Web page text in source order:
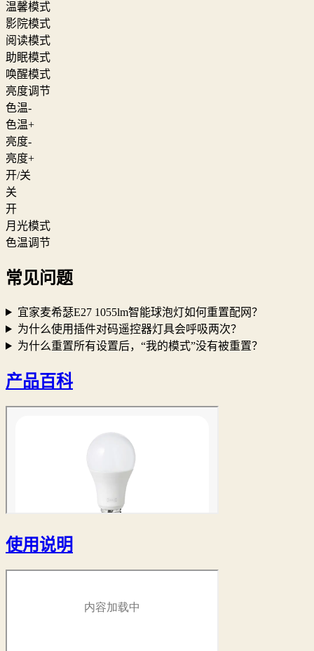
温馨模式
影院模式
阅读模式
助眠模式
唤醒模式
亮度调节
色温-
色温+
亮度-
亮度+
开/关
关
开
月光模式
色温调节
常见问题
宜家麦希瑟E27 1055lm智能球泡灯如何重置配网？
为什么使用插件对码遥控器灯具会呼吸两次？
为什么重置所有设置后，“我的模式”没有被重置？
产品百科
使用说明